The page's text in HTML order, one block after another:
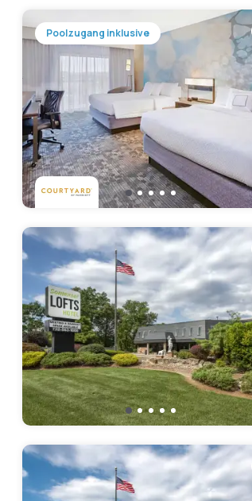
Poolzugang inklusive